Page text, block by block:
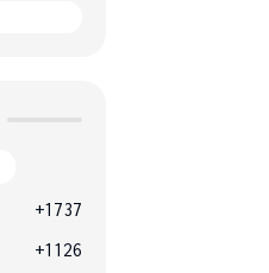
+1737
+1126